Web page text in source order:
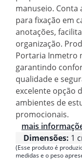
manuseio. Conta
para fixação em
anotações,
organização.
Portaria Inmetro
garantindo
qualidade e
excelente opção
ambientes de
promocionais.
mais
Dimensões: 1
(Esse produto é
medidas e o peso